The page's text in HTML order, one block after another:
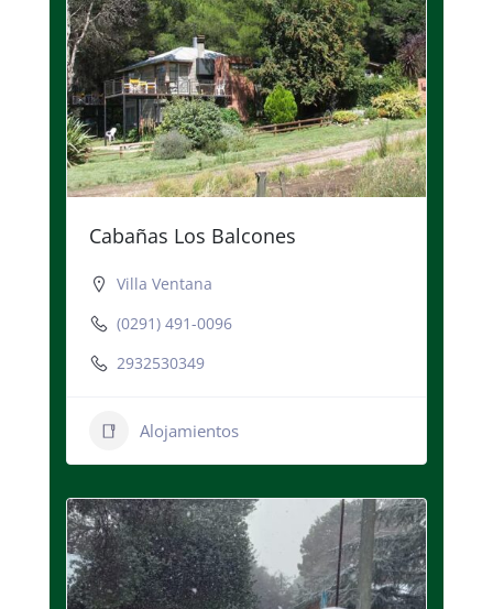
Cabañas Los Balcones
Villa Ventana
(0291) 491-0096
2932530349
Alojamientos